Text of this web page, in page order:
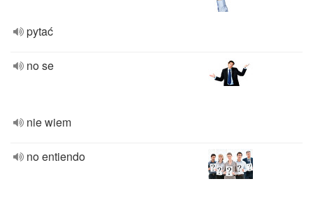
pytać
no se
nie wiem
no entiendo